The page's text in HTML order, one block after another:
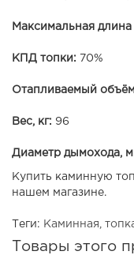
Максимальная длина
КПД топки: 70%
Отапливаемый
Вес, кг: 96
Диаметр дымохода,
Купить каминную
нашем магазине.
Теги: Каминная
Товары этого